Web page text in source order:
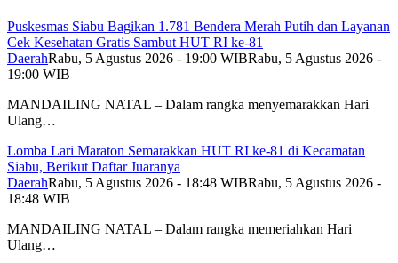
Puskesmas Siabu Bagikan 1.781 Bendera Merah Putih dan Layanan
Cek Kesehatan Gratis Sambut HUT RI ke-81
DaerahRabu, 5 Agustus 2026 - 19:00 WIBRabu, 5 Agustus 2026 -
19:00 WIB
MANDAILING NATAL – Dalam rangka menyemarakkan Hari
Ulang…
Lomba Lari Maraton Semarakkan HUT RI ke-81 di Kecamatan
Siabu, Berikut Daftar Juaranya
DaerahRabu, 5 Agustus 2026 - 18:48 WIBRabu, 5 Agustus 2026 -
18:48 WIB
MANDAILING NATAL – Dalam rangka memeriahkan Hari
Ulang…